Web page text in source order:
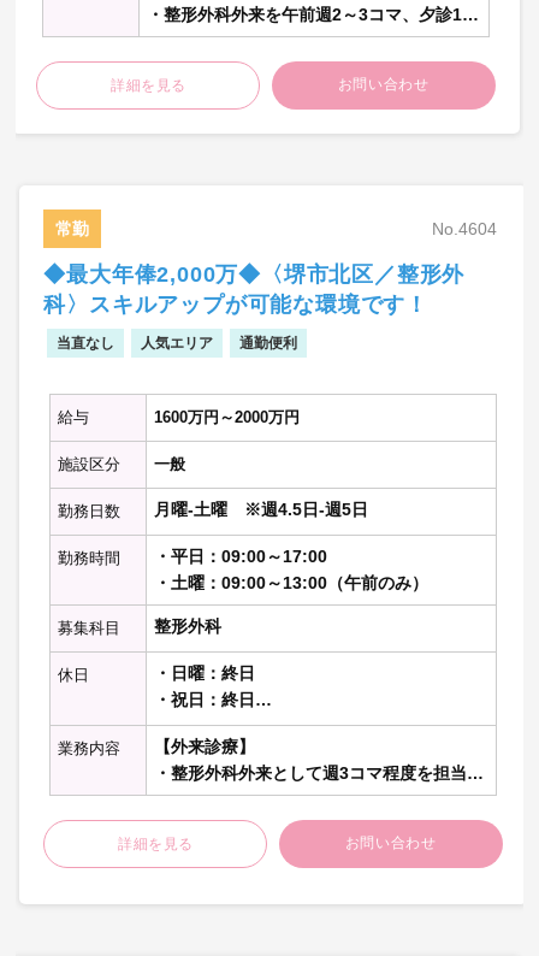
・整形外科外来を午前週2～3コマ、夕診1～
2コマ程度担当
【病棟管理】
・病棟管理
急変時対応
・救急対応
救急車・時間外外来の対応
※記載の件数は目安の数字です
詳細を見る お問い合わせ
常勤 No.4604
◆最大年俸2,000万◆〈堺市北区／整形外
科〉スキルアップが可能な環境です！
当直なし 人気エリア 通勤便利
給与 1600万円～2000万円
施設区分 一般
勤務日数 月曜-土曜 ※週4.5日-週5日
勤務時間
・平日：09:00～17:00
・土曜：09:00～13:00（午前のみ）
募集科目 整形外科
休日
・日曜：終日
・祝日：終日
（その他1～1.5日）
業務内容
【外来診療】
・整形外科外来として週3コマ程度を担当、
1コマあたり15～25名程度を担当
※リハ前問診含む
・整形外科疾患の患者さんを中心に主治医
詳細を見る お問い合わせ